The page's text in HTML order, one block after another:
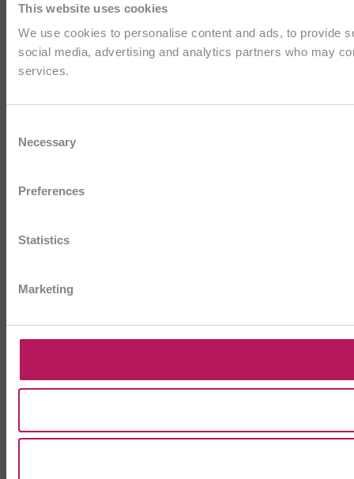
This website uses cookies
We use cookies to personalise content and ads, to provide
social media, advertising and analytics partners who may
services.
Selection
Necessary
Preferences
Statistics
Marketing